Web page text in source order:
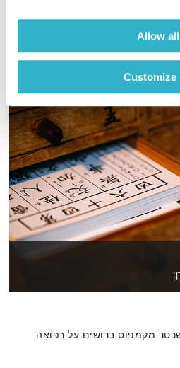
Allow all
Customize
מקמפוס ברושים על רפואה